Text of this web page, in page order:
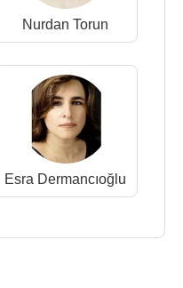
Nurdan Torun
Esra Dermancıoğlu